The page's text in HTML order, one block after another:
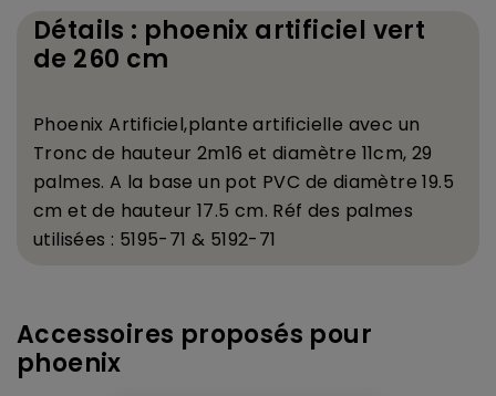
Détails : phoenix artificiel vert
de 260 cm
Phoenix Artificiel,plante artificielle avec un
Tronc de hauteur 2m16 et diamètre 11cm, 29
palmes. A la base un pot PVC de diamètre 19.5
cm et de hauteur 17.5 cm. Réf des palmes
utilisées : 5195-71 & 5192-71
Accessoires proposés pour
phoenix